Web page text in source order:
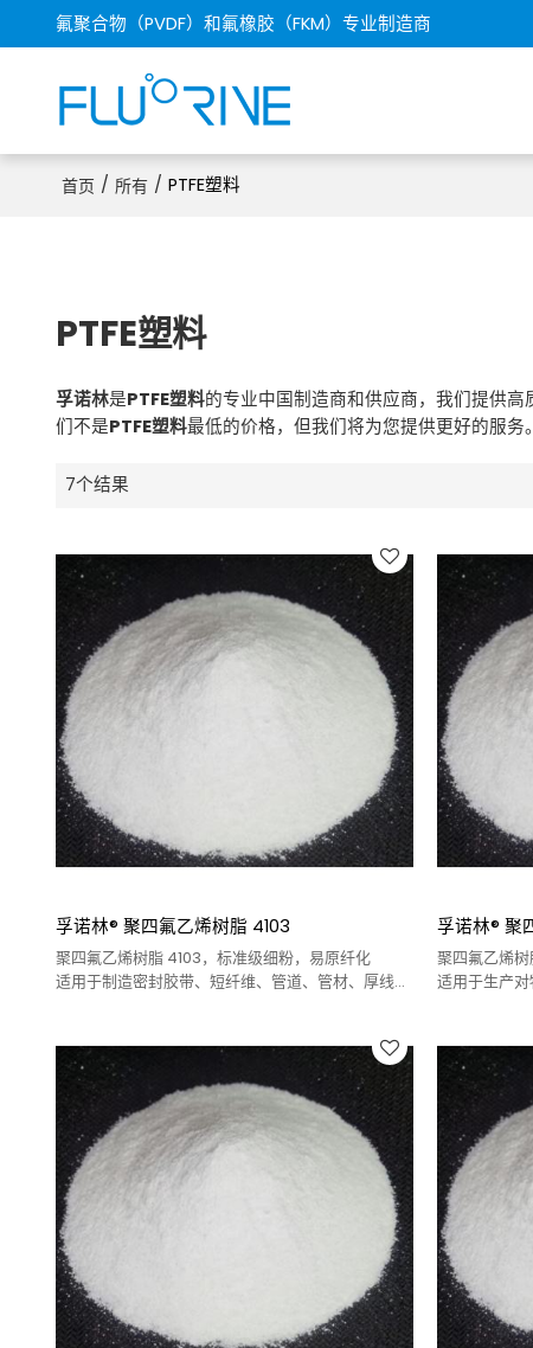
氟聚合物（PVDF）和氟橡胶（FKM）专业制造商
首页 / 所有 / PTFE塑料
PTFE塑料
孚诺林是PTFE塑料的专业中国制造商和供应商，我们提供高
们不是PTFE塑料最低的价格，但我们将为您提供更好的服务。
7个结果
孚诺林® 聚四氟乙烯树脂 4103
聚四氟乙烯树脂 4103，标准级细粉，易原纤化
适用于制造密封胶带、短纤维、管道、管材、厚线材
孚诺林® 聚
聚四氟乙烯
适用于生产